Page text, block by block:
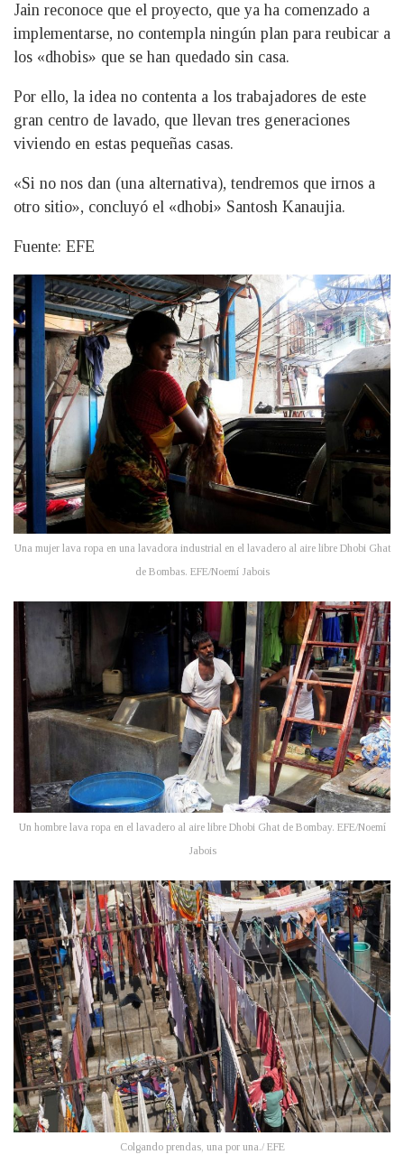
Jain reconoce que el proyecto, que ya ha comenzado a
implementarse, no contempla ningún plan para reubicar a
los «dhobis» que se han quedado sin casa.
Por ello, la idea no contenta a los trabajadores de este
gran centro de lavado, que llevan tres generaciones
viviendo en estas pequeñas casas.
«Si no nos dan (una alternativa), tendremos que irnos a
otro sitio», concluyó el «dhobi» Santosh Kanaujia.
Fuente: EFE
Una mujer lava ropa en una lavadora industrial en el lavadero al aire libre Dhobi Ghat
de Bombas. EFE/Noemí Jabois
Un hombre lava ropa en el lavadero al aire libre Dhobi Ghat de Bombay. EFE/Noemí
Jabois
Colgando prendas, una por una./ EFE